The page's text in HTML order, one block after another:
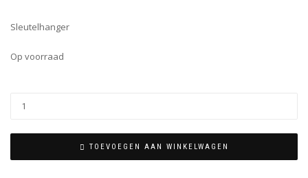
Sleutelhanger
Op voorraad
TOEVOEGEN AAN WINKELWAGEN